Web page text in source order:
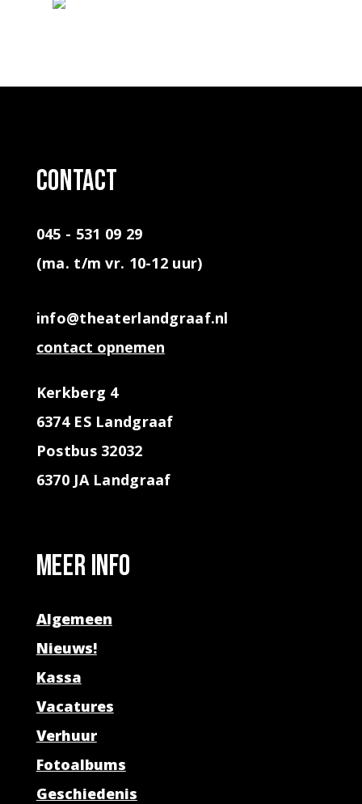
contact
045 - 531 09 29
(ma. t/m vr. 10-12 uur)
info@theaterlandgraaf.nl
contact opnemen
Kerkberg 4
6374 ES Landgraaf
Postbus 32032
6370 JA Landgraaf
Meer info
Algemeen
Nieuws!
Kassa
Vacatures
Verhuur
Fotoalbums
Geschiedenis